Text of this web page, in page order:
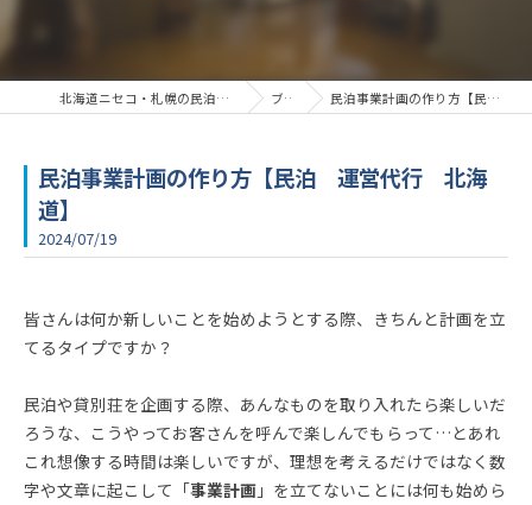
北海道ニセコ・札幌の民泊管理・運用代行はWeli'z ブログ 民泊事業計画の作り方【民泊 運営代行 北海道】
民泊事業計画の作り方【民泊 運営代行 北海
道】
2024/07/19
皆さんは何か新しいことを始めようとする際、きちんと計画を立
てるタイプですか？
民泊や貸別荘を企画する際、あんなものを取り入れたら楽しいだ
ろうな、こうやってお客さんを呼んで楽しんでもらって…とあれ
これ想像する時間は楽しいですが、理想を考えるだけではなく数
字や文章に起こして「事業計画 」を立てないことには何も始めら